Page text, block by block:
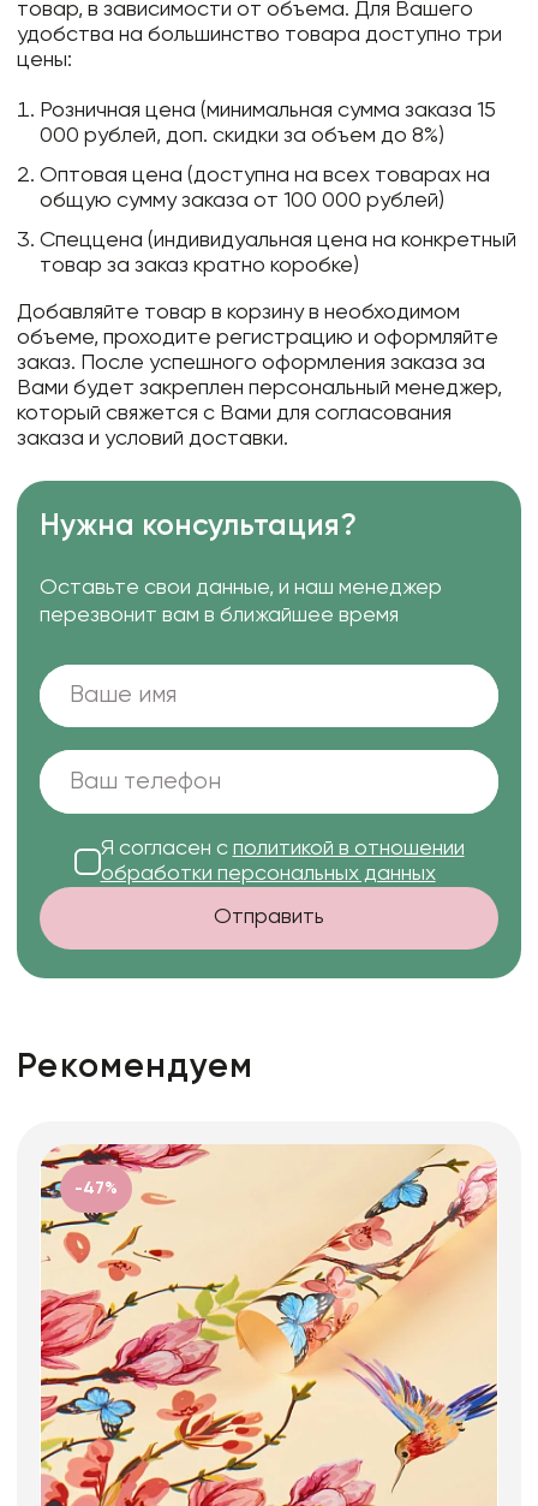
товар, в зависимости от объема. Для Вашего
удобства на большинство товара доступно три
цены:
Розничная цена (минимальная сумма заказа 15
000 рублей, доп. скидки за объем до 8%)
Оптовая цена (доступна на всех товарах на
общую сумму заказа от 100 000 рублей)
Спеццена (индивидуальная цена на конкретный
товар за заказ кратно коробке)
Добавляйте товар в корзину в необходимом
объеме, проходите регистрацию и оформляйте
заказ. После успешного оформления заказа за
Вами будет закреплен персональный менеджер,
который свяжется с Вами для согласования
заказа и условий доставки.
Нужна консультация?
Оставьте свои данные, и наш менеджер
перезвонит вам в ближайшее время
Я согласен с политикой в отношении
обработки персональных данных
Отправить
Рекомендуем
-47%